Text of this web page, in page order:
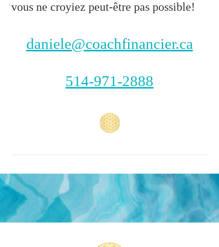
vous ne croyiez peut-être pas possible!
daniele@coachfinancier.ca
514-971-2888